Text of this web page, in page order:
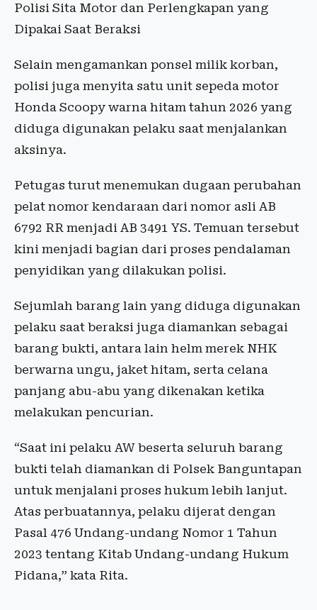
Polisi Sita Motor dan Perlengkapan yang
Dipakai Saat Beraksi
Selain mengamankan ponsel milik korban,
polisi juga menyita satu unit sepeda motor
Honda Scoopy warna hitam tahun 2026 yang
diduga digunakan pelaku saat menjalankan
aksinya.
Petugas turut menemukan dugaan perubahan
pelat nomor kendaraan dari nomor asli AB
6792 RR menjadi AB 3491 YS. Temuan tersebut
kini menjadi bagian dari proses pendalaman
penyidikan yang dilakukan polisi.
Sejumlah barang lain yang diduga digunakan
pelaku saat beraksi juga diamankan sebagai
barang bukti, antara lain helm merek NHK
berwarna ungu, jaket hitam, serta celana
panjang abu-abu yang dikenakan ketika
melakukan pencurian.
“Saat ini pelaku AW beserta seluruh barang
bukti telah diamankan di Polsek Banguntapan
untuk menjalani proses hukum lebih lanjut.
Atas perbuatannya, pelaku dijerat dengan
Pasal 476 Undang-undang Nomor 1 Tahun
2023 tentang Kitab Undang-undang Hukum
Pidana,” kata Rita.